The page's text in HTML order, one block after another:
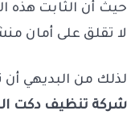
حيث أن الثابت هذه
لا تقلق على أمان
لذلك من البديهي
شركة تنظيف دكت